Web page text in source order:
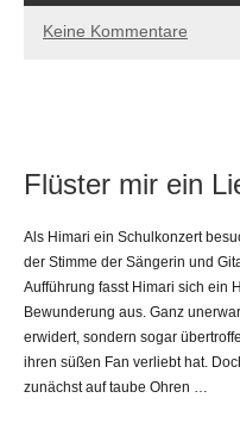
15/01/2023
Tups
Keine Kommentare
Flüster mir ein
Als Himari ein Schulkonzert
der Stimme der Sängerin und
Aufführung fasst Himari sich ein
Bewunderung aus. Ganz
erwidert, sondern sogar
ihren süßen Fan verliebt hat.
zunächst auf taube Ohren …